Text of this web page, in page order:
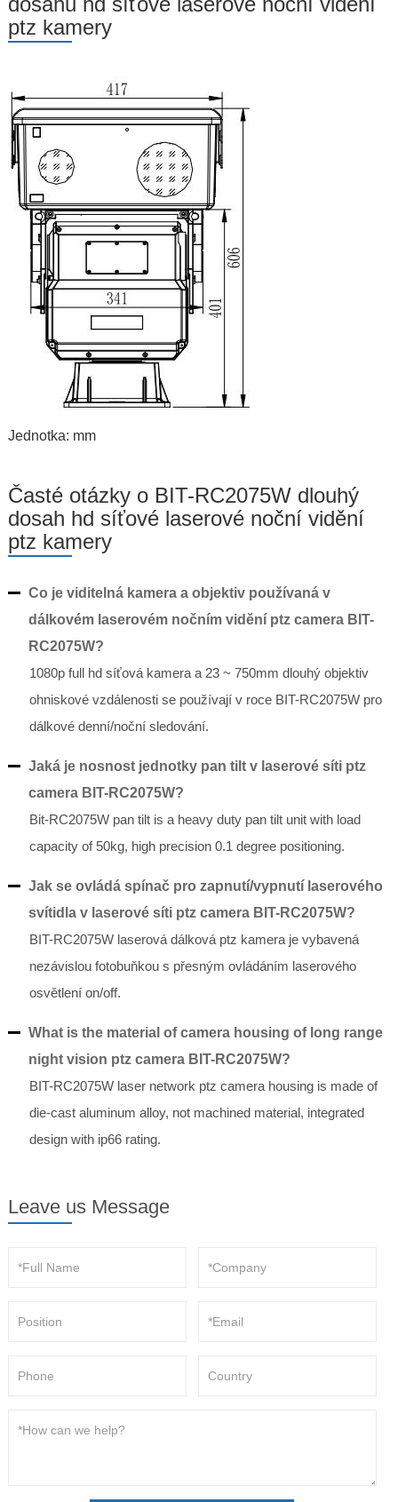
ptz kamery
Jednotka: mm
Časté otázky o BIT-RC2075W dlouhý
dosah hd síťové laserové noční vidění
ptz kamery
Co je viditelná kamera a objektiv používaná v
dálkovém laserovém nočním vidění ptz camera BIT-
RC2075W?
1080p full hd síťová kamera a 23 ~ 750mm dlouhý objektiv
ohniskové vzdálenosti se používají v roce BIT-RC2075W pro
dálkové denní/noční sledování.
Jaká je nosnost jednotky pan tilt v laserové síti ptz
camera BIT-RC2075W?
Bit-RC2075W pan tilt is a heavy duty pan tilt unit with load
capacity of 50kg, high precision 0.1 degree positioning.
Jak se ovládá spínač pro zapnutí/vypnutí laserového
svítidla v laserové síti ptz camera BIT-RC2075W?
BIT-RC2075W laserová dálková ptz kamera je vybavená
nezávislou fotobuňkou s přesným ovládáním laserového
osvětlení on/off.
What is the material of camera housing of long range
night vision ptz camera BIT-RC2075W?
BIT-RC2075W laser network ptz camera housing is made of
die-cast aluminum alloy, not machined material, integrated
design with ip66 rating.
Leave us Message